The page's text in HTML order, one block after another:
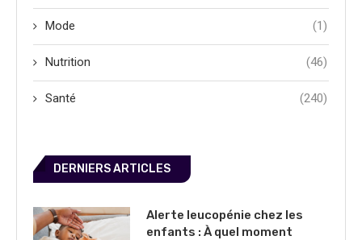
Mode (1)
Nutrition (46)
Santé (240)
DERNIERS ARTICLES
Alerte leucopénie chez les
enfants : À quel moment